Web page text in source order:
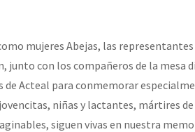
saiba! Nossas lutas pela
el CNI: 30 años de Resistencia y
mujeres Abejas, las
junto con los compañeros de la mesa
de Acteal para conmemorar
niñas y lactantes, mártires de
siguen vivas en nuestra